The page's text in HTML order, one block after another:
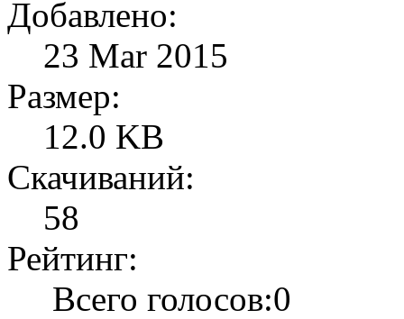
Добавлено:
23 Mar 2015
Размер:
12.0 KB
Скачиваний:
58
Рейтинг:
Всего голосов:0